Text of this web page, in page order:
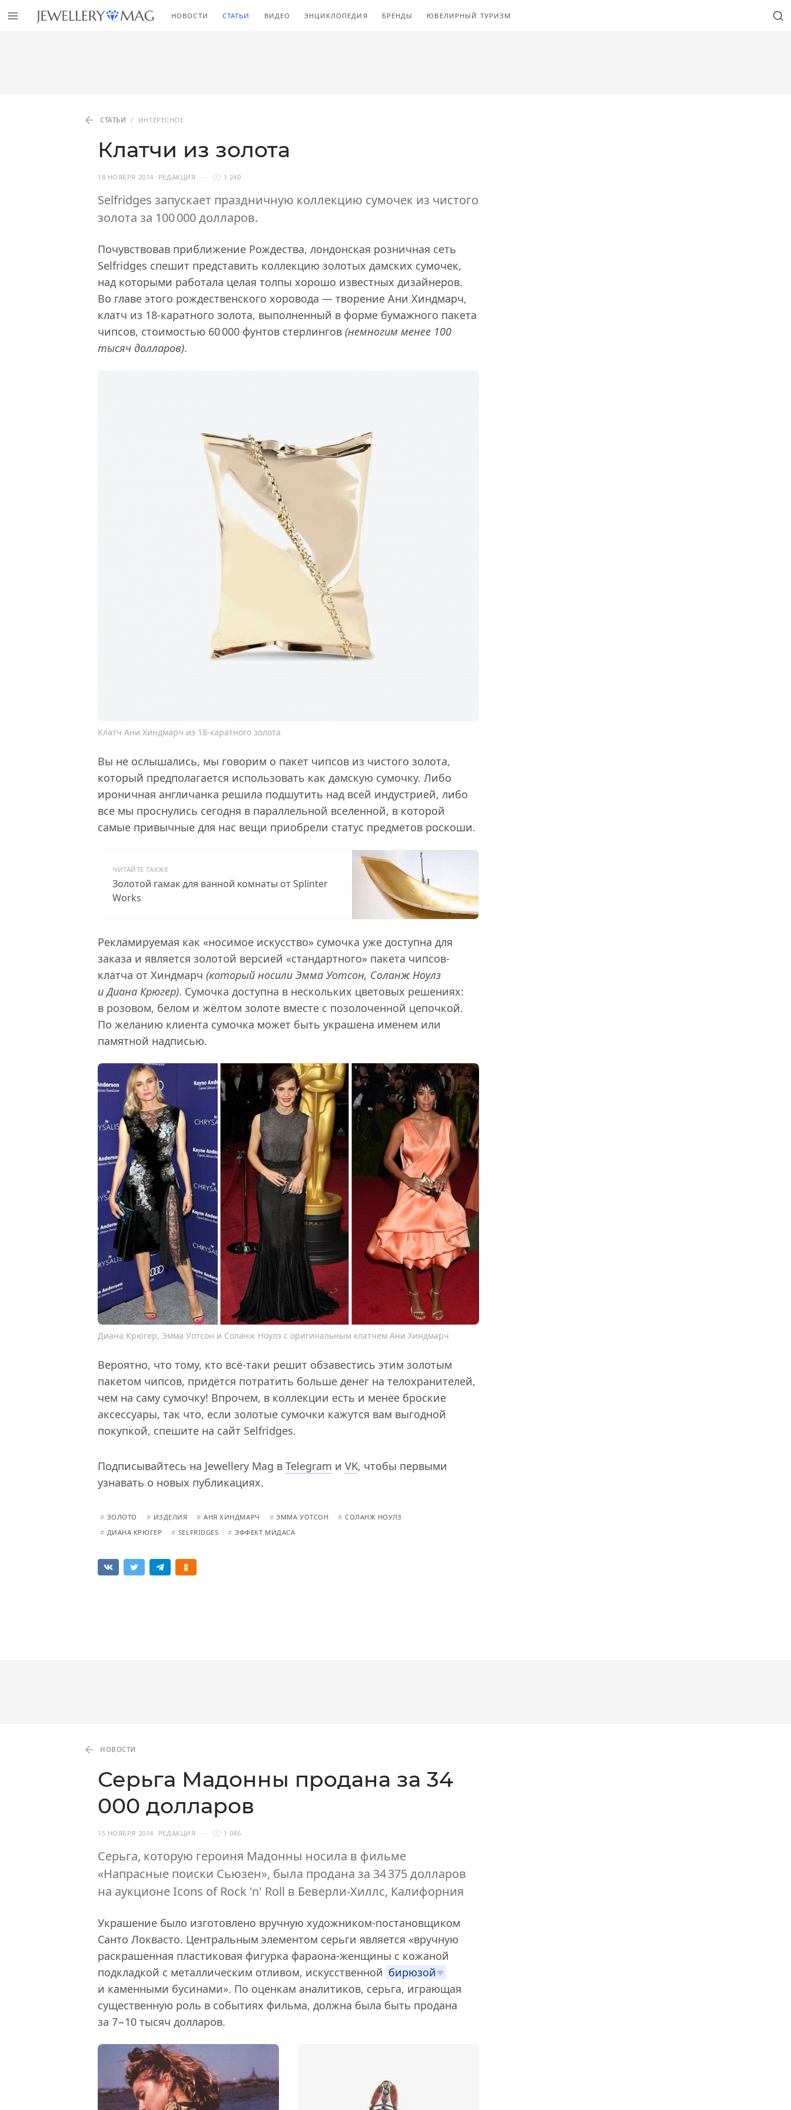
НОВОСТИ СТАТЬИ ВИДЕО ЭНЦИКЛОПЕДИЯ БРЕНДЫ ЮВЕЛИРНЫЙ ТУРИЗМ
СТАТЬИ / ИНТЕРЕСНОЕ
Клатчи из золота
18 НОЯБРЯ 2014 РЕДАКЦИЯ 1 240
Selfridges запускает праздничную коллекцию сумочек из чистого
золота за 100 000 долларов.
Почувствовав приближение Рождества, лондонская розничная сеть
Selfridges спешит представить коллекцию золотых дамских сумочек,
над которыми работала целая толпы хорошо известных дизайнеров.
Во главе этого рождественского хоровода — творение Ани Хиндмарч,
клатч из 18-каратного золота, выполненный в форме бумажного пакета
чипсов, стоимостью 60 000 фунтов стерлингов (немногим менее 100
тысяч долларов).
Клатч Ани Хиндмарч из 18-каратного золота
Вы не ослышались, мы говорим о пакет чипсов из чистого золота,
который предполагается использовать как дамскую сумочку. Либо
ироничная англичанка решила подшутить над всей индустрией, либо
все мы проснулись сегодня в параллельной вселенной, в которой
самые привычные для нас вещи приобрели статус предметов роскоши.
ЧИТАЙТЕ ТАКЖЕ
Золотой гамак для ванной комнаты от Splinter
Works
Рекламируемая как «носимое искусство» сумочка уже доступна для
заказа и является золотой версией «стандартного» пакета чипсов-
клатча от Хиндмарч (который носили Эмма Уотсон, Соланж Ноулз
и Диана Крюгер). Сумочка доступна в нескольких цветовых решениях:
в розовом, белом и жёлтом золоте вместе с позолоченной цепочкой.
По желанию клиента сумочка может быть украшена именем или
памятной надписью.
Диана Крюгер, Эмма Уотсон и Соланж Ноулз с оригинальным клатчем Ани Хиндмарч
Вероятно, что тому, кто всё-таки решит обзавестись этим золотым
пакетом чипсов, придётся потратить больше денег на телохранителей,
чем на саму сумочку! Впрочем, в коллекции есть и менее броские
аксессуары, так что, если золотые сумочки кажутся вам выгодной
покупкой, спешите на сайт Selfridges.
Подписывайтесь на Jewellery Mag в Telegram и VK, чтобы первыми
узнавать о новых публикациях.
# ЗОЛОТО # ИЗДЕЛИЯ # АНЯ ХИНДМАРЧ # ЭММА УОТСОН # СОЛАНЖ НОУЛЗ
# ДИАНА КРЮГЕР # SELFRIDGES # ЭФФЕКТ МИДАСА
НОВОСТИ
Серьга Мадонны продана за 34
000 долларов
15 НОЯБРЯ 2014 РЕДАКЦИЯ 1 046
Серьга, которую героиня Мадонны носила в фильме
«Напрасные поиски Сьюзен», была продана за 34 375 долларов
на аукционе Icons of Rock 'n' Roll в Беверли-Хиллс, Калифорния
Украшение было изготовлено вручную художником-постановщиком
Санто Локвасто. Центральным элементом серьги является «вручную
раскрашенная пластиковая фигурка фараона-женщины с кожаной
подкладкой с металлическим отливом, искусственной бирюзой
и каменными бусинами». По оценкам аналитиков, серьга, играющая
существенную роль в событиях фильма, должна была быть продана
за 7−10 тысяч долларов.